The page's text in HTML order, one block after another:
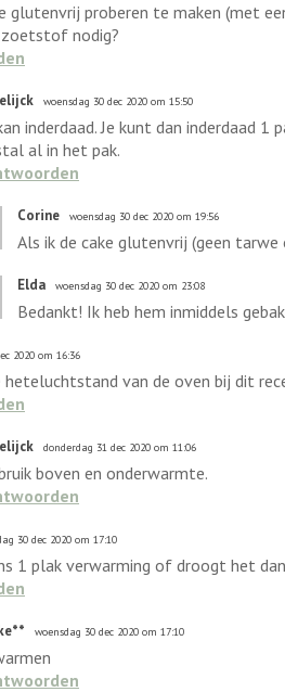
glutenvrij proberen te maken (met
zoetstof nodig?
woensdag 30 dec 2020 om 15:50
inderdaad. Je kunt dan inderdaad
al in het pak.
Corine woensdag 30 dec 2020 om 19:56
Als ik de cake glutenvrij (geen
Elda woensdag 30 dec 2020 om 23:08
Bedankt! Ik heb hem inmiddels
2020 om 16:36
heteluchtstand van de oven bij dit
donderdag 31 dec 2020 om 11:06
boven en onderwarmte.
30 dec 2020 om 17:10
1 plak verwarming of droogt het
woensdag 30 dec 2020 om 17:10